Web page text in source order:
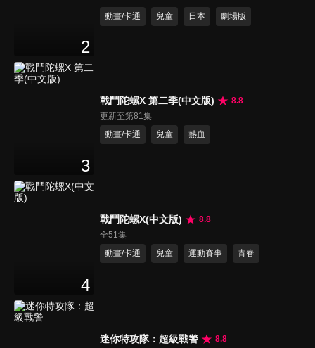
2
動畫/卡通 兒童 日本 劇場版
3
戰鬥陀螺X 第二季(中文版)
8.8
更新至第81集
動畫/卡通
兒童 熱血
4
戰鬥陀螺X(中文版)
8.8
全51集
動畫/卡通
兒童 運動賽事 青春
迷你特攻隊：超級戰警
8.8